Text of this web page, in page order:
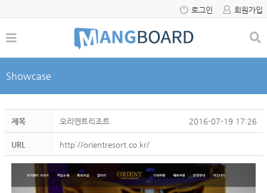
로그인 회원가입
Showcase
제목 오리엔트리조트 2016-07-19 17:26
URL http://orientresort.co.kr/